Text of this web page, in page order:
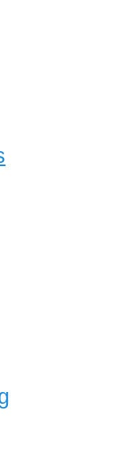
Lengkap